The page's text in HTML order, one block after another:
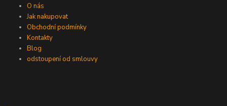
O nás
Jak nakupovat
Obchodní podmínky
Kontakty
Blog
odstoupení od smlouvy